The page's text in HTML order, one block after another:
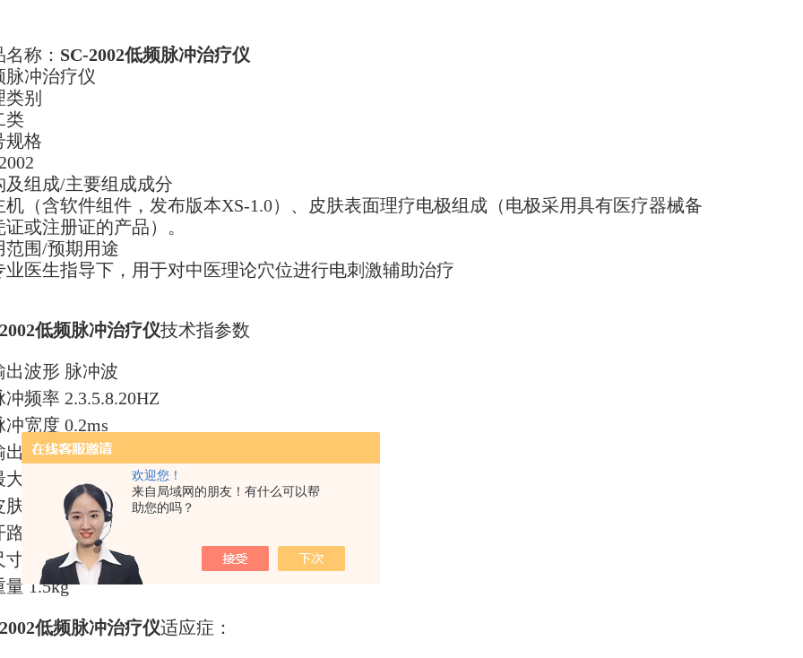
欢迎您！
来自局域网的朋友！有什么可以帮
助您的吗？
称： SC-2002低频脉冲治疗仪
脉冲治疗仪
类别
类
规格
及组成/主要组成成分
机（含软件组件，发布版本XS-1.0）、皮肤表面理疗电极组成（电极采用具有医疗器械备
证或注册证的产品）。
范围/预期用途
业医生指导下，用于对中医理论穴位进行电刺激辅助治疗
低频脉冲治疗仪技术指参数
出波形 脉冲波
冲频率 2.3.5.8.20HZ
冲宽度 0.2ms
出幅度最大时每一个脉冲的电量应小于 7uc
大输出幅度有效值不大于 10v
肤电极单个脉冲最大输出的能量不超过 300mj
路输出脉冲电压峰值不大于 300V
寸 18×14×6cm
量 1.5kg
低频脉冲治疗仪适应症：